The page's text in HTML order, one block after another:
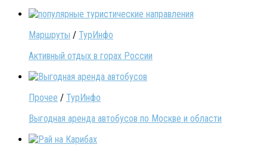
Маршруты / ТурИнфо
Активный отдых в горах России
Прочее / ТурИнфо
Выгодная аренда автобусов по Москве и области